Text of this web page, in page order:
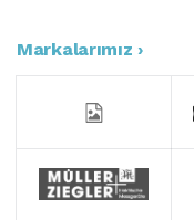
Markalarımız ›